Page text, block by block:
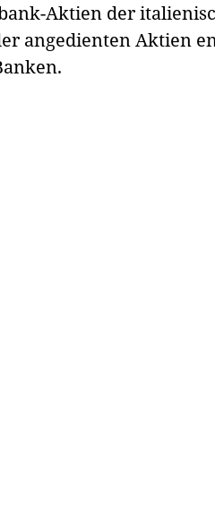
Aktien der
angedienten Aktien